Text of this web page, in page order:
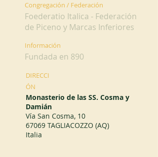
Congregación / Federación
Foederatio Italica - Federación
de Piceno y Marcas Inferiores
Información
Fundada en 890
DIRECCI
ÓN
Monasterio de las SS. Cosma y
Damián
Vía San Cosma, 10
67069 TAGLIACOZZO (AQ)
Italia